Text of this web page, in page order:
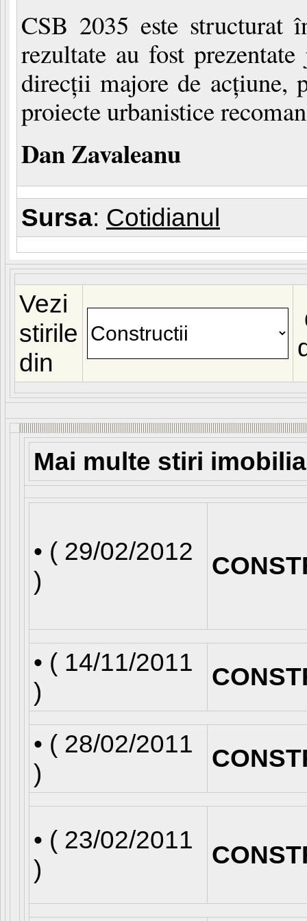
CSB 2035 este structurat
rezultate au fost
direcţii majore de acţiune,
proiecte urbanistice
Dan Zavaleanu
Sursa: Cotidianul
Vezi
stirile
din
Mai multe stiri
• ( 29/02/2012
)
• ( 14/11/2011
)
• ( 28/02/2011
)
• ( 23/02/2011
)